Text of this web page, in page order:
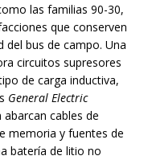
las familias 90-30,
que conserven
del bus de campo. Una
circuitos supresores
de carga inductiva,
General Electric
cables de
memoria y fuentes de
batería de litio no